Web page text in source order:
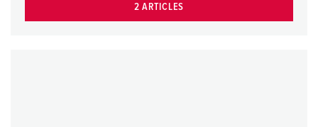
2 ARTICLES